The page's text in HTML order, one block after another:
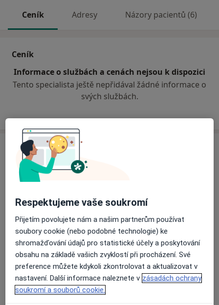
Ceník Adresy Názory pacientů (6)
Ceník
Informace o službách a cenách nejsou k dispozici
Tento specialista ještě nepřidával žádné informace o
svých službách.
Adresy (2)
Adresa 1 Adresa 2
Jirny
Továrni 19, Praha 250-90
Přiblížit mapu
se otevře v nové záložce
Dostupnost
Na této adrese online kalendář není aktivní
Co mám v takové situaci udělat?
Respektujeme vaše soukromí
Přijetím povolujete nám a našim partnerům používat
soubory cookie (nebo podobné technologie) ke
shromažďování údajů pro statistické účely a poskytování
obsahu na základě vašich zvyklostí při procházení. Své
preference můžete kdykoli zkontrolovat a aktualizovat v
nastavení. Další informace naleznete v zásadách ochrany
soukromí a souborů cookie.